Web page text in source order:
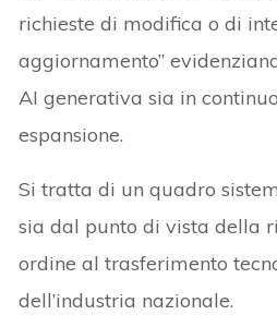
richieste di modifica o di
aggiornamento”
AI generativa sia in
espansione.
Si tratta di un quadro
sia dal punto di vista della
ordine al trasferimento
dell’industria nazionale.